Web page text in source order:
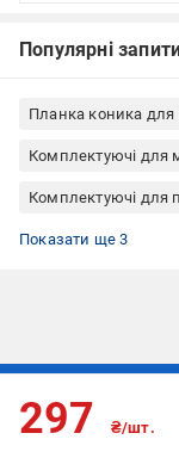
Популярні
Планка коника для
Комплектуючі для
Комплектуючі для
Показати ще 3
297 ₴/шт.
Підписуйтесь, щоб